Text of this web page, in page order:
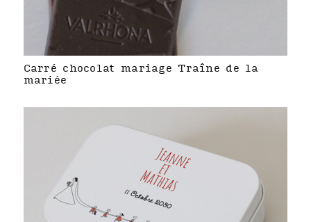
Carré chocolat mariage Traîne de la
mariée